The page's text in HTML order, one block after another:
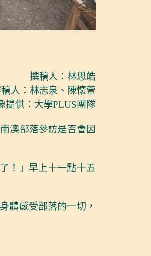
撰稿人：林思皓
人：林志泉、陳懷萱
提供：大學PLUS團隊
澳部落參訪是否會因
！」早上十一點十五
體感受部落的一切，